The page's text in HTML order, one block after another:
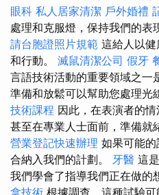
眼科 私人居家清潔 戶外婚禮
處理和克服燈，保持我們的表
請台胞證照片規範 這給人以
和行動。 滅鼠清潔公司 假牙
言語技術活動的重要領域之一
準備和放鬆可以幫助您處理光
技術課程 因此，在表演者的
甚至在專業人士面前，準備就
營業登記快速辦理 如果可能
合納入我們的計劃。 牙醫 這
我們學會了指導我們正在做的
拿技術 根據調查，這種試驗